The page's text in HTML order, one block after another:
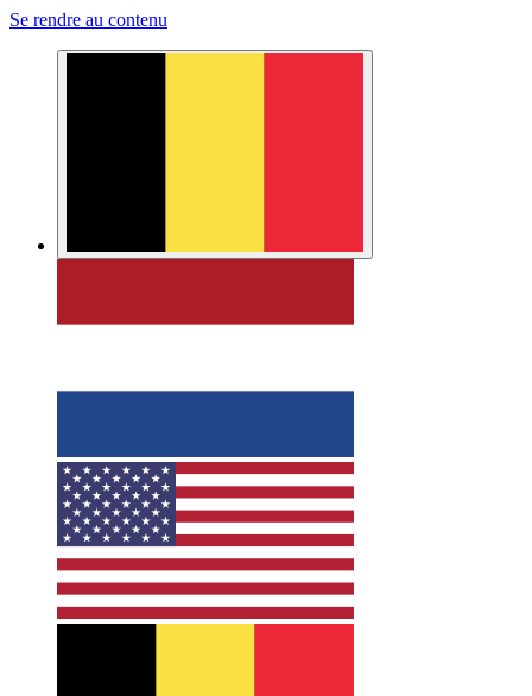
Se rendre au contenu